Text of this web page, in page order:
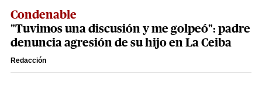
Condenable
"Tuvimos una discusión y me golpeó": padre
denuncia agresión de su hijo en La Ceiba
Redacción